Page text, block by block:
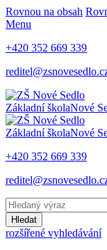
Rovnou na obsah
Menu
+420 352 669 339
Základní školaNové
Základní školaNové
+420 352 669 339
Hledat
rozšířené vyhledávání